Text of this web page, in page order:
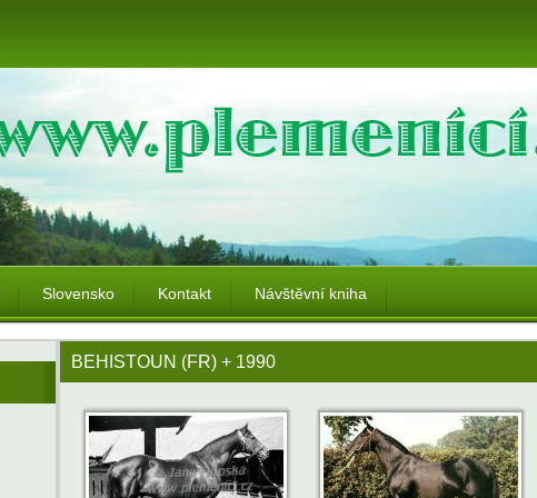
Slovensko Kontakt Návštěvní kniha
BEHISTOUN (FR) + 1990